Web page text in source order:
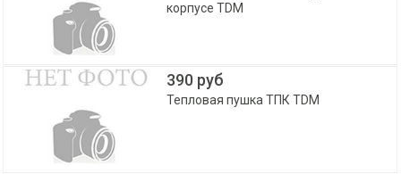
корпусе TDM
390 руб
Тепловая пушка ТПК TDM